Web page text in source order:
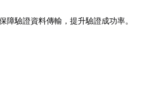
障驗證資料傳輸，提升驗證成功率。